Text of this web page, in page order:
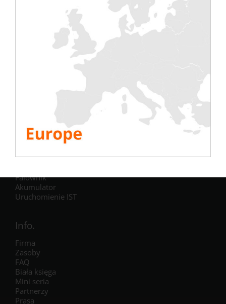
Podziel się tą historią, wybierz swoją platformę!
Testy
Klimatyzacja
Falownik
Akumulator
Uruchomienie IST
Info.
Firma
Zasoby
FAQ
Biała księga
Mini seria
Partnerzy
Prasa